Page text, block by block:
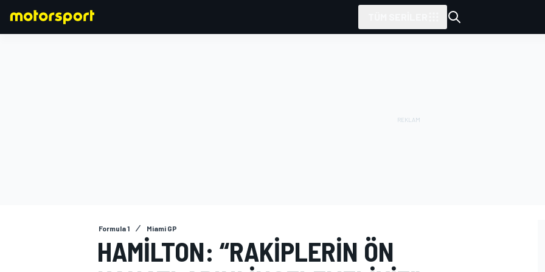
Formula 1 Miami GP
HAMILTON: “RAKIPLERIN ÖN